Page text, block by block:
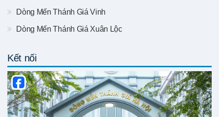
Dòng Mến Thánh Giá Vinh
Dòng Mến Thánh Giá Xuân Lộc
Kết nối